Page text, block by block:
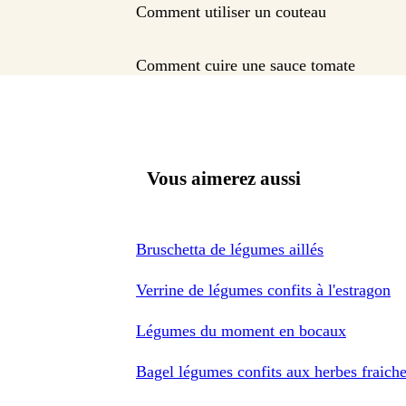
Comment utiliser un couteau
Comment cuire une sauce tomate
Vous aimerez aussi
Bruschetta de légumes aillés
Verrine de légumes confits à l'estragon
Légumes du moment en bocaux
Bagel légumes confits aux herbes